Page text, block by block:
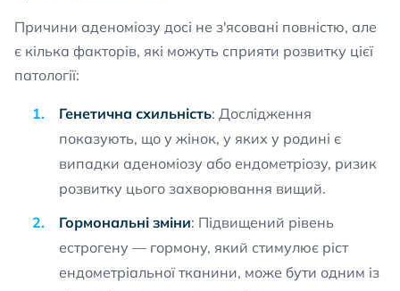
Причини аденоміозу досі не з'ясовані повністю, але
є кілька факторів, які можуть сприяти розвитку цієї
патології:
Генетична схильність: Дослідження
показують, що у жінок, у яких у родині є
випадки аденоміозу або ендометріозу, ризик
розвитку цього захворювання вищий.
Гормональні зміни: Підвищений рівень
естрогену — гормону, який стимулює ріст
ендометріальної тканини, може бути одним із